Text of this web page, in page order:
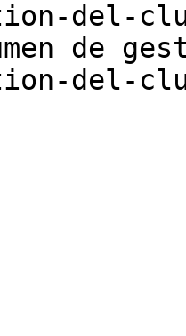
del-
de